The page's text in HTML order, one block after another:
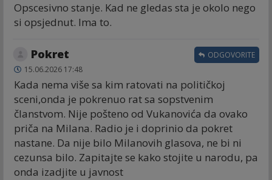
Opscesivno stanje. Kad ne gledas sta je okolo nego
si opsjednut. Ima to.
Pokret
15.06.2026 17:48
Kada nema više sa kim ratovati na političkoj
sceni,onda je pokrenuo rat sa sopstvenim
članstvom. Nije pošteno od Vukanovića da ovako
priča na Milana. Radio je i doprinio da pokret
nastane. Da nije bilo Milanovih glasova, ne bi ni
cezunsa bilo. Zapitajte se kako stojite u narodu, pa
onda izadjite u javnost
ODGOVORITE